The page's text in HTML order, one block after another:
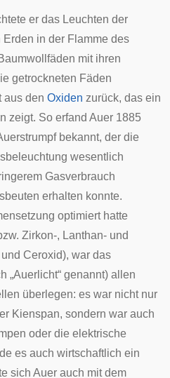
er das Leuchten der
in der Flamme des
mit ihren
getrockneten Fäden
aus den Oxiden zurück, das ein
zeigt. So erfand Auer 1885
bekannt, der die
wesentlich
Gasverbrauch
erhalten konnte.
optimiert hatte
Zirkon-, Lanthan- und
Ceroxid), war das
„Auerlicht“ genannt) allen
überlegen: es war nicht nur
Kienspan, sondern war auch
oder die elektrische
es auch wirtschaftlich ein
sich Auer auch mit dem